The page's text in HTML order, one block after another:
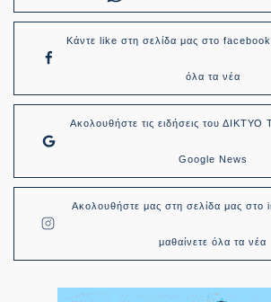
Κάντε like στη σελίδα μας στο facebook
όλα τα νέα
Ακολουθήστε τις ειδήσεις του
Google News
Ακολουθήστε μας στη σελίδα μας στο
μαθαίνετε όλα τα νέα